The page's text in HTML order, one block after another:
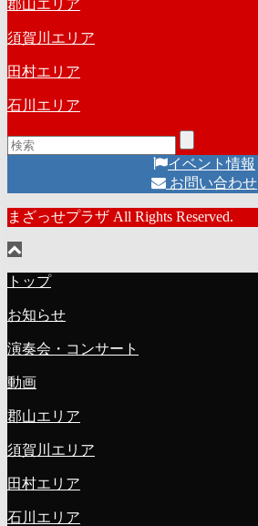
郡山エリア
須賀川エリア
田村エリア
石川エリア
イベント情報
お問い合わせ
まざっせプラザ All Rights Reserved.
トップ
お知らせ
演奏会・コンサート
動画
郡山エリア
須賀川エリア
田村エリア
石川エリア